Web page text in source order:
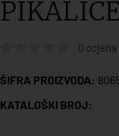
0 ocjena
ŠIFRA PROIZVODA:
KATALOŠKI BROJ: